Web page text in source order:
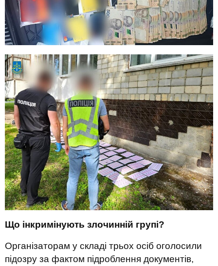
Що інкримінують злочинній групі?
Організаторам у складі трьох осіб оголосили
підозру за фактом підроблення документів,